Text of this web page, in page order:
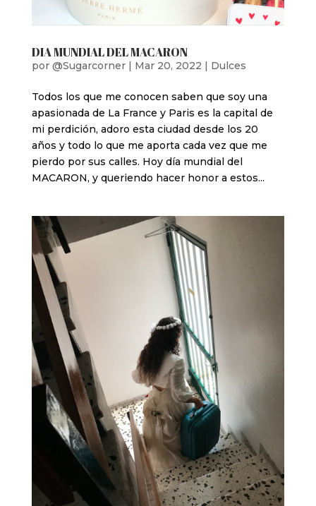
DIA MUNDIAL DEL MACARON
por @Sugarcorner| Mar 20, 2022 | Dulces
Todos los que me conocen saben que soy una
apasionada de La France y Paris es la capital de
mi perdición, adoro esta ciudad desde los 20
años y todo lo que me aporta cada vez que me
pierdo por sus calles. Hoy día mundial del
MACARON, y queriendo hacer honor a estos...